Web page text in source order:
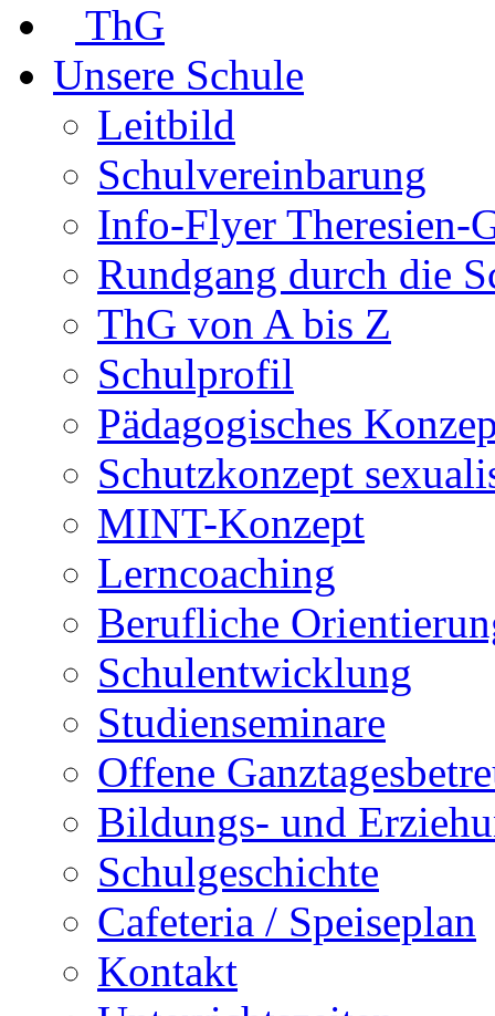
ThG
Unsere Schule
Leitbild
Schulvereinbarung
Info-Flyer Theresien-
Rundgang durch die
ThG von A bis Z
Schulprofil
Pädagogisches
Schutzkonzept
MINT-Konzept
Lerncoaching
Berufliche
Schulentwicklung
Studienseminare
Offene
Bildungs- und
Schulgeschichte
Cafeteria / Speiseplan
Kontakt